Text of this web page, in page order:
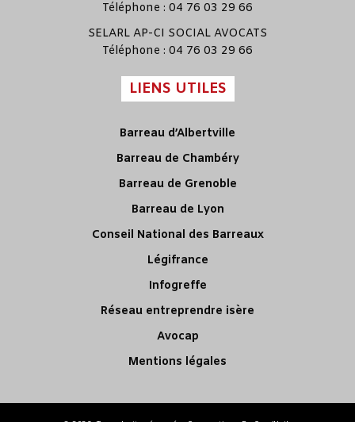
Téléphone : 04 76 03 29 66
SELARL AP-CI SOCIAL AVOCATS
Téléphone : 04 76 03 29 66
LIENS UTILES
Barreau d’Albertville
Barreau de Chambéry
Barreau de Grenoble
Barreau de Lyon
Conseil National des Barreaux
Légifrance
Infogreffe
Réseau entreprendre isère
Avocap
Mentions légales